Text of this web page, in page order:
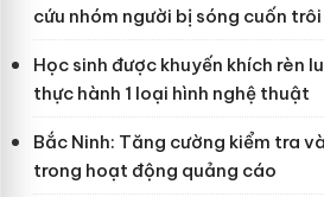
cứu nhóm người bị sóng cuốn trôi
Học sinh được khuyến khích rèn
thực hành 1 loại hình nghệ thuật
Bắc Ninh: Tăng cường kiểm tra
trong hoạt động quảng cáo